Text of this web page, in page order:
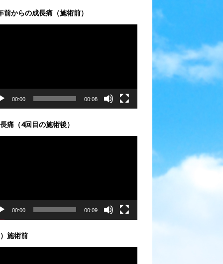
前からの成長痛（施術前）
00:00 00:08
痛（4回目の施術後）
00:00 00:09
施術前